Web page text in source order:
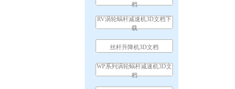
档
RV涡轮蜗杆减速机3D文档下
载
丝杆升降机3D文档
WP系列涡轮蜗杆减速机3D文
档